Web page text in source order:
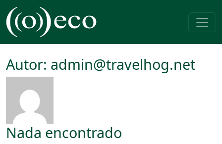
Pular para o conteúdo
Navegação principal
Autor: admin@travelhog.net
Nada encontrado